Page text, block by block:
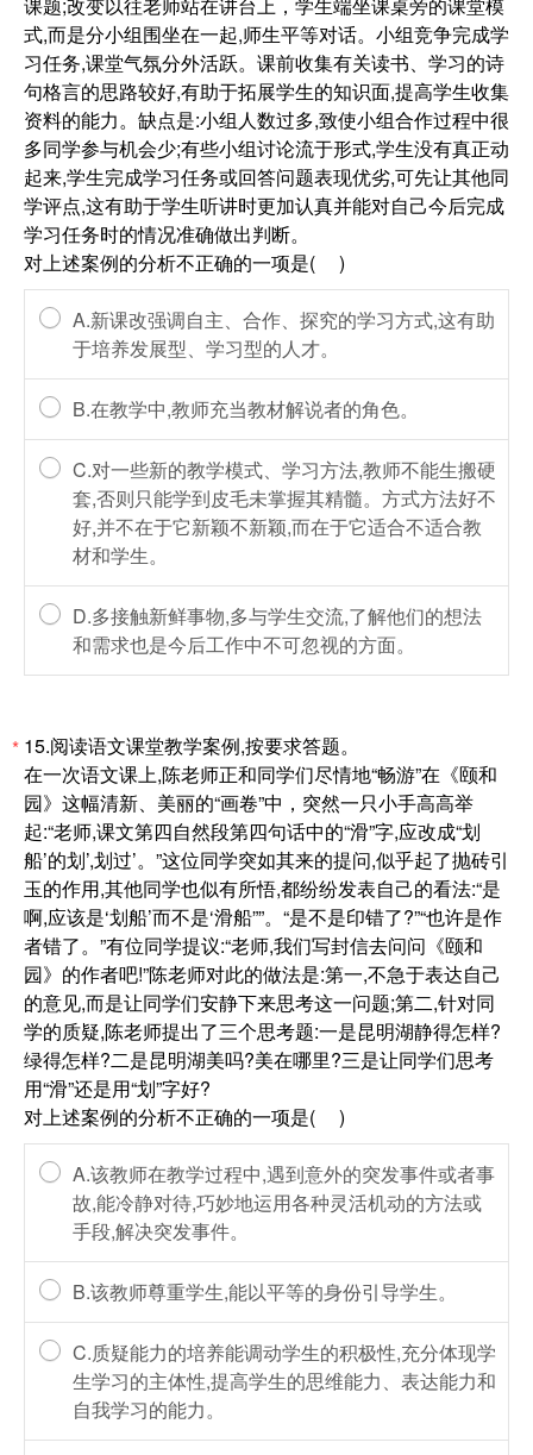
式,而是分小组围坐在一起,师生平等对话。小组竞争完成学
习任务,课堂气氛分外活跃。课前收集有关读书、学习的诗
句格言的思路较好,有助于拓展学生的知识面,提高学生收集
资料的能力。缺点是:小组人数过多,致使小组合作过程中很
多同学参与机会少;有些小组讨论流于形式,学生没有真正动
起来,学生完成学习任务或回答问题表现优劣,可先让其他同
学评点,这有助于学生听讲时更加认真并能对自己今后完成
学习任务时的情况准确做出判断。
对上述案例的分析不正确的一项是( )
A.新课改强调自主、合作、探究的学习方式,这有助
于培养发展型、学习型的人才。
B.在教学中,教师充当教材解说者的角色。
C.对一些新的教学模式、学习方法,教师不能生搬硬
套,否则只能学到皮毛未掌握其精髓。方式方法好不
好,并不在于它新颖不新颖,而在于它适合不适合教
材和学生。
D.多接触新鲜事物,多与学生交流,了解他们的想法
和需求也是今后工作中不可忽视的方面。
* 15.阅读语文课堂教学案例,按要求答题。
在一次语文课上,陈老师正和同学们尽情地“畅游”在《颐和
园》这幅清新、美丽的“画卷”中，突然一只小手高高举
起:“老师,课文第四自然段第四句话中的“滑”字,应改成“划
船’的划’,划过’。”这位同学突如其来的提问,似乎起了抛砖引
玉的作用,其他同学也似有所悟,都纷纷发表自己的看法:“是
啊,应该是‘划船’而不是‘滑船””。“是不是印错了?”“也许是作
者错了。”有位同学提议:“老师,我们写封信去问问《颐和
园》的作者吧!”陈老师对此的做法是:第一,不急于表达自己
的意见,而是让同学们安静下来思考这一问题;第二,针对同
学的质疑,陈老师提出了三个思考题:一是昆明湖静得怎样?
绿得怎样?二是昆明湖美吗?美在哪里?三是让同学们思考
用“滑”还是用“划”字好?
对上述案例的分析不正确的一项是( )
A.该教师在教学过程中,遇到意外的突发事件或者事
故,能冷静对待,巧妙地运用各种灵活机动的方法或
手段,解决突发事件。
B.该教师尊重学生,能以平等的身份引导学生。
C.质疑能力的培养能调动学生的积极性,充分体现学
生学习的主体性,提高学生的思维能力、表达能力和
自我学习的能力。